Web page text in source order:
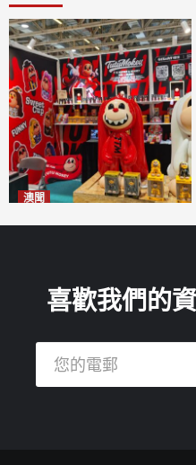
澳聞
喜歡我們的